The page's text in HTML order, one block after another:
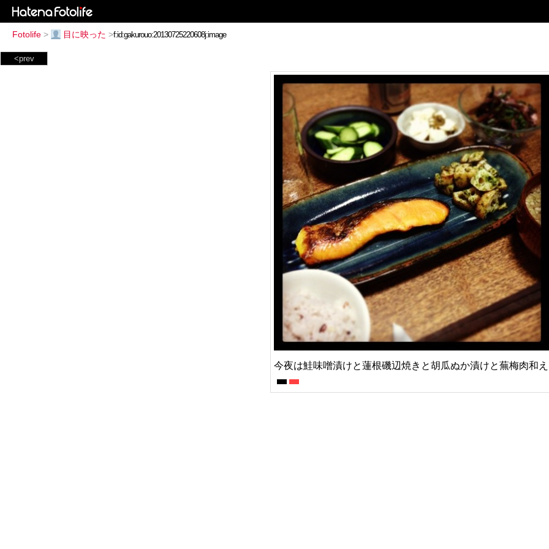
Fotolife > 目に映った >
<prev
今夜は鮭味噌漬けと蓮根磯辺焼きと胡瓜ぬか漬けと蕪梅肉和